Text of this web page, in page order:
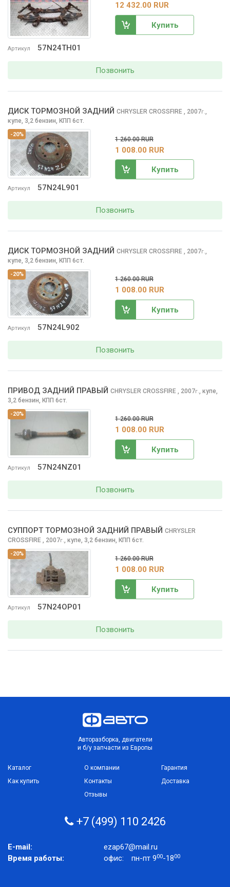
Артикул 57N24TH01
12 432.00 RUR
Купить
Позвонить
-20%
Артикул 57N24L901
ДИСК ТОРМОЗНОЙ ЗАДНИЙ CHRYSLER CROSSFIRE , 2007г.,
купе, 3,2 бензин, КПП 6ст.
1 260.00 RUR
1 008.00 RUR
Купить
Позвонить
-20%
Артикул 57N24L902
ДИСК ТОРМОЗНОЙ ЗАДНИЙ CHRYSLER CROSSFIRE , 2007г.,
купе, 3,2 бензин, КПП 6ст.
1 260.00 RUR
1 008.00 RUR
Купить
Позвонить
-20%
Артикул 57N24NZ01
ПРИВОД ЗАДНИЙ ПРАВЫЙ CHRYSLER CROSSFIRE , 2007г., купе,
3,2 бензин, КПП 6ст.
1 260.00 RUR
1 008.00 RUR
Купить
Позвонить
-20%
Артикул 57N24OP01
СУППОРТ ТОРМОЗНОЙ ЗАДНИЙ ПРАВЫЙ CHRYSLER
CROSSFIRE , 2007г., купе, 3,2 бензин, КПП 6ст.
1 260.00 RUR
1 008.00 RUR
Купить
Позвонить
Авторазборка, двигатели
и б/у запчасти из Европы
Каталог
Как купить
О компании
Контакты
Отзывы
Гарантия
Доставка
+7 (499) 110 2426
E-mail:
ezap67@mail.ru
Время работы:
офис: пн-пт 900-1800